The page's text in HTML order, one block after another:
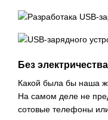
Без
Какой была бы наша
На самом деле не
сотовые телефоны или